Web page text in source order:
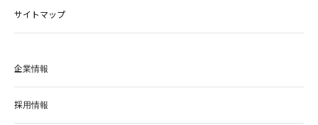
サイトマップ
企業情報
採用情報